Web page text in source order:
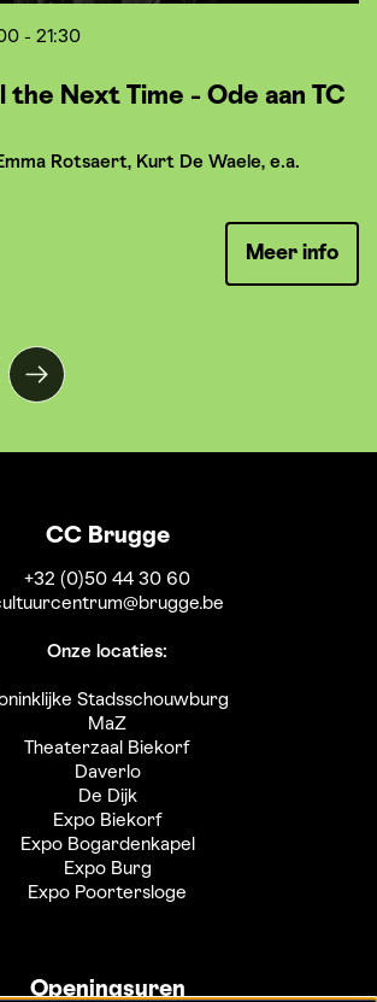
the Next Time - Ode aan TC
Rotsaert, Kurt De Waele, e.a.
- 21:30
Meer info
CC Brugge
+32 (0)50 44 30 60
Onze locaties:
Stadsschouwburg
MaZ
Theaterzaal Biekorf
Daverlo
De Dijk
Expo Biekorf
Expo Bogardenkapel
Expo Burg
Expo Poortersloge
Openingsuren